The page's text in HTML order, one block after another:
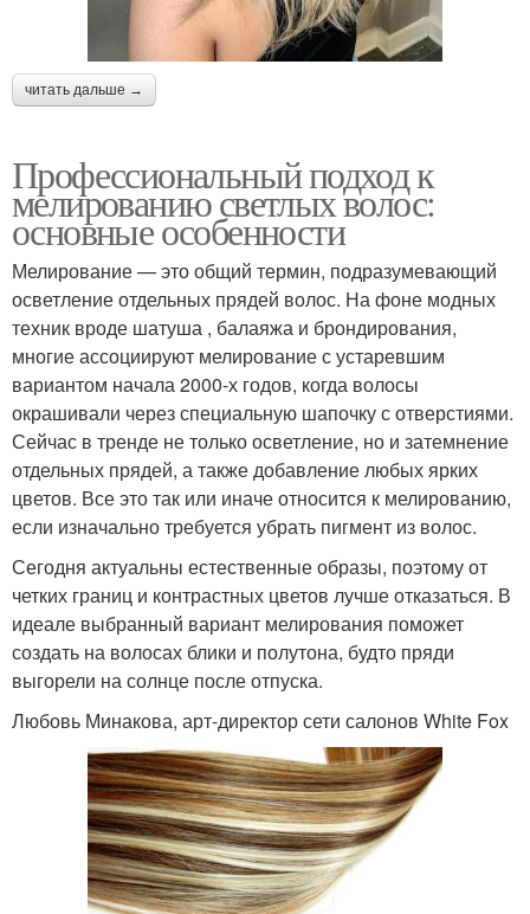
читать дальше →
Профессиональный подход к
мелированию светлых волос:
основные особенности
Мелирование — это общий термин, подразумевающий
осветление отдельных прядей волос. На фоне модных
техник вроде шатуша , балаяжа и брондирования,
многие ассоциируют мелирование с устаревшим
вариантом начала 2000-х годов, когда волосы
окрашивали через специальную шапочку с отверстиями.
Сейчас в тренде не только осветление, но и затемнение
отдельных прядей, а также добавление любых ярких
цветов. Все это так или иначе относится к мелированию,
если изначально требуется убрать пигмент из волос.
Сегодня актуальны естественные образы, поэтому от
четких границ и контрастных цветов лучше отказаться. В
идеале выбранный вариант мелирования поможет
создать на волосах блики и полутона, будто пряди
выгорели на солнце после отпуска.
Любовь Минакова, арт-директор сети салонов White Fox